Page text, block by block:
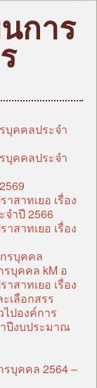
การ
บุคคลประจํา
บุคคลประจํา
สาทเยอ เรื่อง
ำปี 2566
สาทเยอ เรื่อง
รบุคคล
บุคคล kM อ
สาทเยอ เรื่อง
เลือกสรร
ปองค์การ
ปีงบประมาณ
บุคคล 2564 –